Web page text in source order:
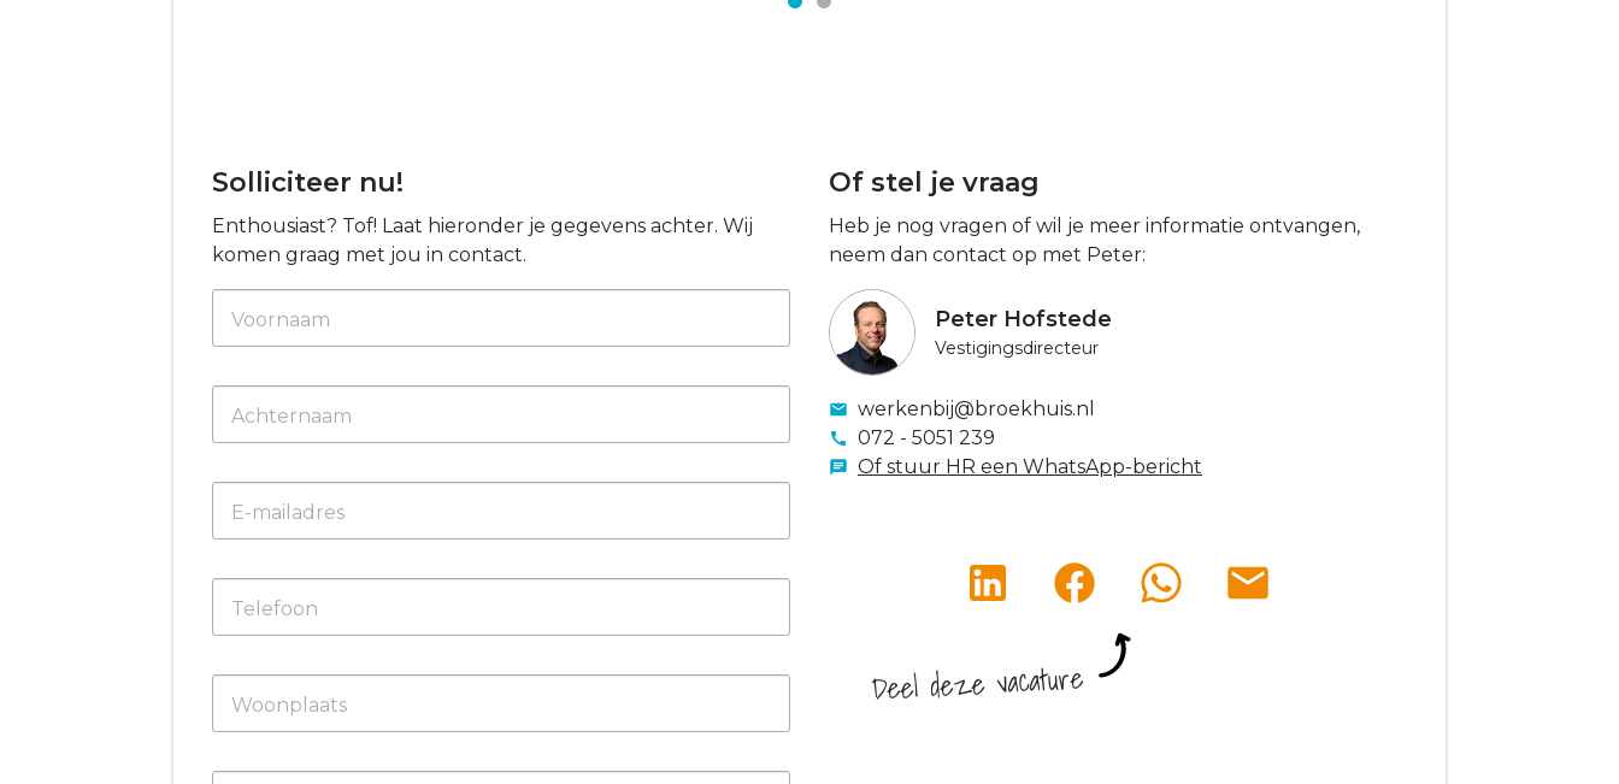
Solliciteer nu!
Enthousiast? Tof! Laat hieronder je gegevens achter. Wij
komen graag met jou in contact.
Voornaam
Achternaam
E-mailadres
Telefoon
Woonplaats
Of stel je vraag
Heb je nog vragen of wil je meer informatie ontvangen,
neem dan contact op met Peter:
Peter Hofstede
Vestigingsdirecteur
werkenbij@broekhuis.nl
072 - 5051 239
Of stuur HR een WhatsApp-bericht
Deel deze vacature